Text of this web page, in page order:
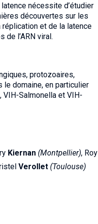
nécessite d’étudier
découvertes sur les
et de la latence
l’ARN viral.
protozoaires,
domaine, en particulier
Salmonella et VIH-
Kiernan (Montpellier), Roy
Verollet (Toulouse)